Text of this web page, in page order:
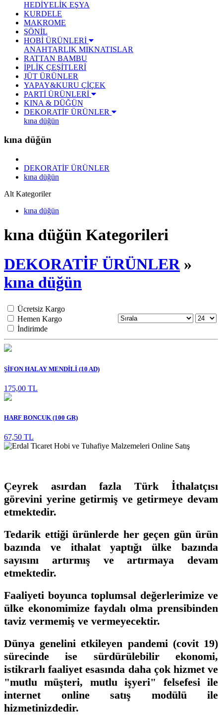
HEDİYELİK EŞYA
KURDELE
MAKROME
ŞÖNİL
HOBİ ÜRÜNLERİ
ANAHTARLIK MIKNATISLAR
RATTAN BAMBU
İPLİK ÇEŞİTLERİ
JÜT ÜRÜNLER
YAPAY&KURU ÇİÇEK
PARTİ ÜRÜNLERİ
KINA & DÜĞÜN
DEKORATİF ÜRÜNLER
kına düğün
kına düğün
DEKORATİF ÜRÜNLER
kına düğün
Alt Kategoriler
kına düğün
kına düğün Kategorileri
DEKORATİF ÜRÜNLER »
kına düğün
Ücretsiz Kargo
Hemen Kargo
İndirimde
ŞİFON HALAY MENDİLİ (10 AD)
175,00 TL
HARF BONCUK (100 GR)
67,50 TL
Çeyrek asırdan fazla Türk İthalatçısı
görevini yerine getirmiş ve getirmeye devam
etmektedir.
Tedarik ettiği ürünlerde her geçen gün ürün
bazında ve ithalat yaptığı ülke bazında
sayısını artırmış ve artırmaya devam
etmektedir.
Faaliyeti boyunca toplumsal değerlerimize ve
ülke ekonomimize faydalı olma prensibinden
taviz vermemiş ve vermeyecektir.
Dünya genelini etkileyen pandemi (covit 19)
sürecinde ise sürdürülebilir ekonomi,
istikrarlı faaliyet esasında daha çok hizmet ve
"mutlu müşteri, mutlu işyeri" felsefesi ile
internet online satış modülü ile
hizmetinizdedir.